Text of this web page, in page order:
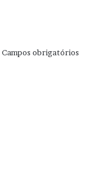
Campos obrigatórios